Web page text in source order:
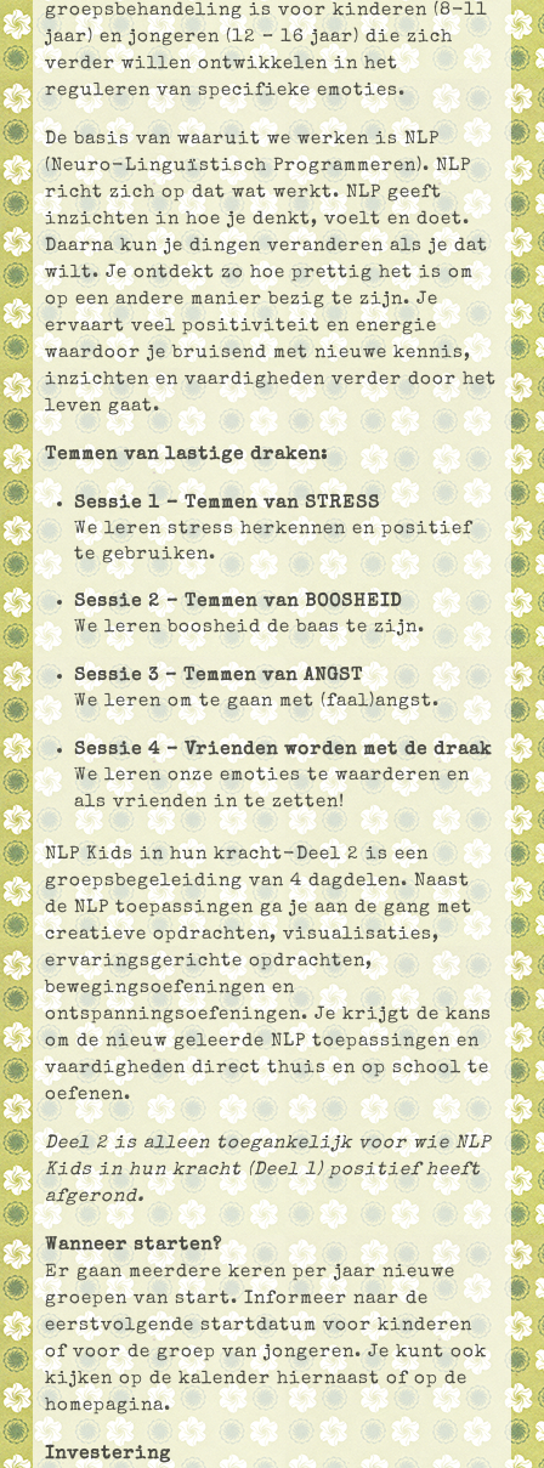
groepsbehandeling is voor kinderen (8-11
jaar) en jongeren (12 – 16 jaar) die zich
verder willen ontwikkelen in het
reguleren van specifieke emoties.
De basis van waaruit we werken is NLP
(Neuro-Linguïstisch Programmeren). NLP
richt zich op dat wat werkt. NLP geeft
inzichten in hoe je denkt, voelt en doet.
Daarna kun je dingen veranderen als je dat
wilt. Je ontdekt zo hoe prettig het is om
op een andere manier bezig te zijn. Je
ervaart veel positiviteit en energie
waardoor je bruisend met nieuwe kennis,
inzichten en vaardigheden verder door het
leven gaat.
Temmen van lastige draken:
Sessie 1 – Temmen van STRESS
We leren stress herkennen en positief
te gebruiken.
Sessie 2 – Temmen van BOOSHEID
We leren boosheid de baas te zijn.
Sessie 3 – Temmen van ANGST
We leren om te gaan met (faal)angst.
Sessie 4 – Vrienden worden met de draak
We leren onze emoties te waarderen en
als vrienden in te zetten!
NLP Kids in hun kracht-Deel 2 is een
groepsbegeleiding van 4 dagdelen. Naast
de NLP toepassingen ga je aan de gang met
creatieve opdrachten, visualisaties,
ervaringsgerichte opdrachten,
bewegingsoefeningen en
ontspanningsoefeningen. Je krijgt de kans
om de nieuw geleerde NLP toepassingen en
vaardigheden direct thuis en op school te
oefenen.
Deel 2 is alleen toegankelijk voor wie NLP
Kids in hun kracht (Deel 1) positief heeft
afgerond.
Wanneer starten?
Er gaan meerdere keren per jaar nieuwe
groepen van start. Informeer naar de
eerstvolgende startdatum voor kinderen
of voor de groep van jongeren. Je kunt ook
kijken op de kalender hiernaast of op de
homepagina.
Investering